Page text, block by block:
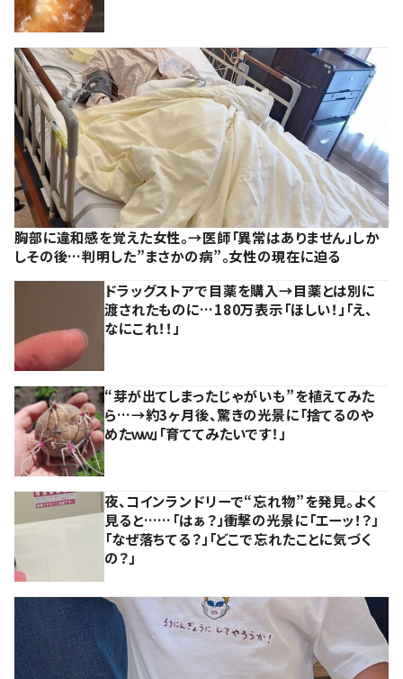
胸部に違和感を覚えた女性。→医師「異常はありません」しか
しその後…判明した”まさかの病”。女性の現在に迫る
ドラッグストアで目薬を購入→目薬とは別に
渡されたものに…180万表示「ほしい！」「え、
なにこれ！！」
“芽が出てしまったじゃがいも”を植えてみた
ら…→約3ヶ月後、驚きの光景に「捨てるのや
めたｗｗ」「育ててみたいです！」
夜、コインランドリーで“忘れ物”を発見。よく
見ると……「はぁ？」衝撃の光景に「エーッ！？」
「なぜ落ちてる？」「どこで忘れたことに気づく
の？」